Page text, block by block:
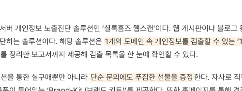
버 개인정보 노출진단 솔루션인 ‘셜록홈즈 웹스캔’이다. 웹 게시판이나 블로그
하는 솔루션이다. 해당 솔루션은 1개의 도메인 속 개인정보를 검출할 수 있는
정리한 보고서까지 제공해 검출 목록을 한 눈에 확인할 수 있다.
을 통한 실구매뿐만 아니라 단순 문의에도 푸짐한 선물을 증정 한다. 자사로